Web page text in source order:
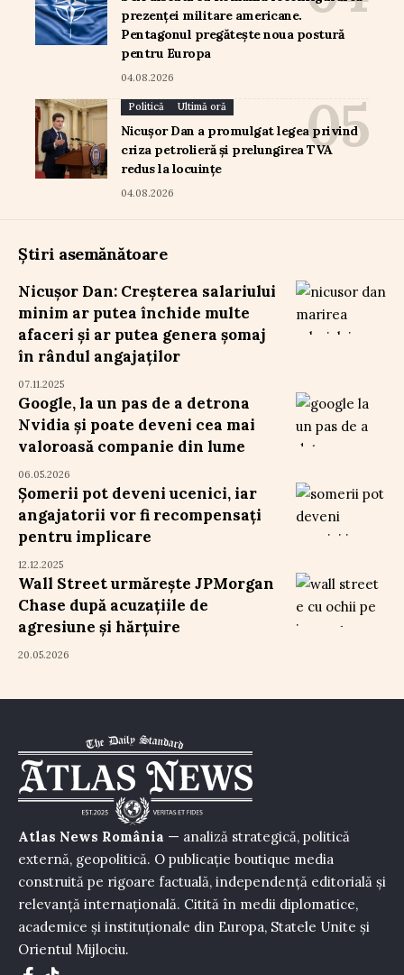
prezenței militare americane.
Pentagonul pregătește noua postură
pentru Europa
04.08.2026
Politică Ultimă oră
Nicușor Dan a promulgat legea privind
criza petrolieră și prelungirea TVA
redus la locuințe
04.08.2026
Știri asemănătoare
Nicușor Dan: Creșterea salariului
minim ar putea închide multe
afaceri și ar putea genera șomaj
în rândul angajaților
07.11.2025
Google, la un pas de a detrona
Nvidia și poate deveni cea mai
valoroasă companie din lume
06.05.2026
Șomerii pot deveni ucenici, iar
angajatorii vor fi recompensați
pentru implicare
12.12.2025
Wall Street urmărește JPMorgan
Chase după acuzațiile de
agresiune și hărțuire
20.05.2026
Atlas News România — analiză strategică, politică
externă, geopolitică. O publicație boutique media
construită pe rigoare factuală, independență editorială și
relevanță internațională. Citită în medii diplomatice,
academice și instituționale din Europa, Statele Unite și
Orientul Mijlociu.